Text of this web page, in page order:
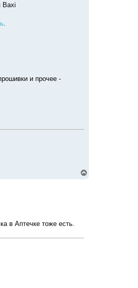
Baxi
.
и прочее -
в Аптечке тоже есть.